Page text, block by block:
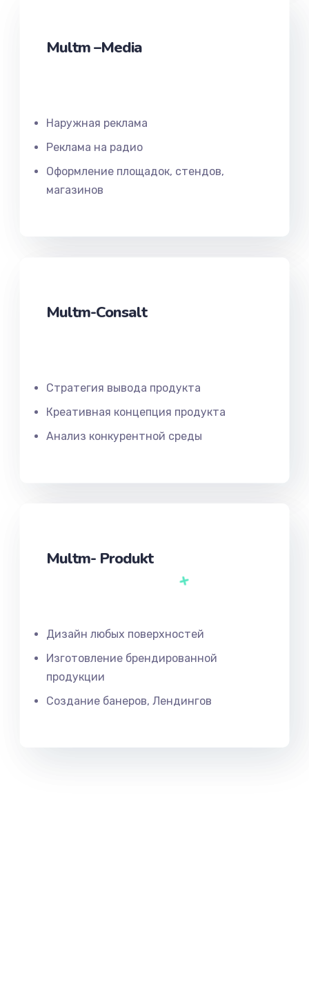
Multm –Media
Наружная реклама
Реклама на радио
Оформление площадок, стендов,
магазинов
Multm-Consalt
Стратегия вывода продукта
Креативная концепция продукта
Анализ конкурентной среды
Multm- Produkt
Дизайн любых поверхностей
Изготовление брендированной
продукции
Создание банеров, Лендингов